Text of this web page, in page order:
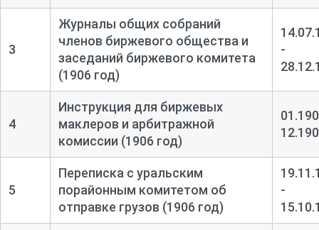
3
Журналы общих собраний
членов биржевого общества и
заседаний биржевого комитета
(1906 год)
-
4
Инструкция для биржевых
маклеров и арбитражной
комиссии (1906 год)
5
Переписка с уральским
порайонным комитетом об
отправке грузов (1906 год)
-